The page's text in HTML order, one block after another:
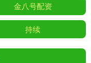
金八号配资
持续